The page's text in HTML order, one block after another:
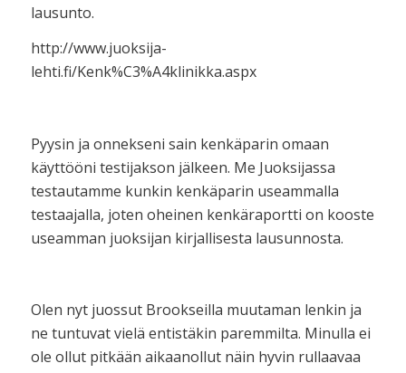
lausunto.
http://www.juoksija-
lehti.fi/Kenk%C3%A4klinikka.aspx
Pyysin ja onnekseni sain kenkäparin omaan
käyttööni testijakson jälkeen. Me Juoksijassa
testautamme kunkin kenkäparin useammalla
testaajalla, joten oheinen kenkäraportti on kooste
useamman juoksijan kirjallisesta lausunnosta.
Olen nyt juossut Brookseilla muutaman lenkin ja
ne tuntuvat vielä entistäkin paremmilta. Minulla ei
ole ollut pitkään aikaanollut näin hyvin rullaavaa